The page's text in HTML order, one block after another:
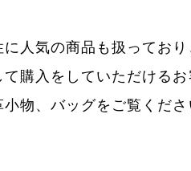
人気の商品も扱ってお
購入をしていただける
物、バッグをご覧くださ